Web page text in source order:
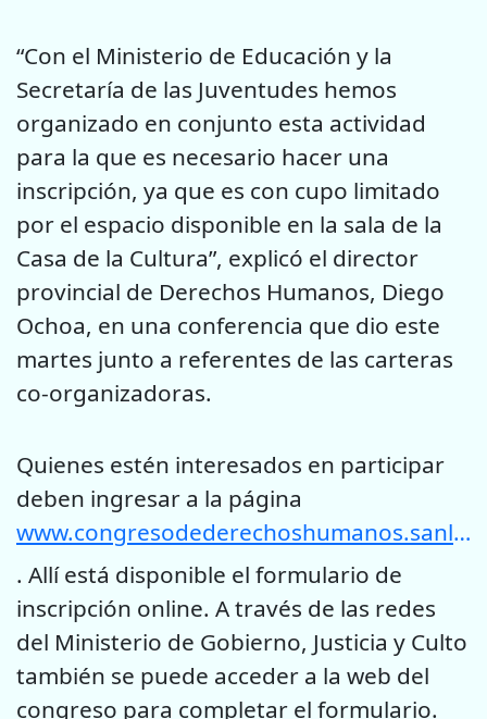
“Con el Ministerio de Educación y la
Secretaría de las Juventudes hemos
organizado en conjunto esta actividad
para la que es necesario hacer una
inscripción, ya que es con cupo limitado
por el espacio disponible en la sala de la
Casa de la Cultura”, explicó el director
provincial de Derechos Humanos, Diego
Ochoa, en una conferencia que dio este
martes junto a referentes de las carteras
co-organizadoras.
Quienes estén interesados en participar
deben ingresar a la página
www.congresodederechoshumanos.sanluis.gov.ar
. Allí está disponible el formulario de
inscripción online. A través de las redes
del Ministerio de Gobierno, Justicia y Culto
también se puede acceder a la web del
congreso para completar el formulario.